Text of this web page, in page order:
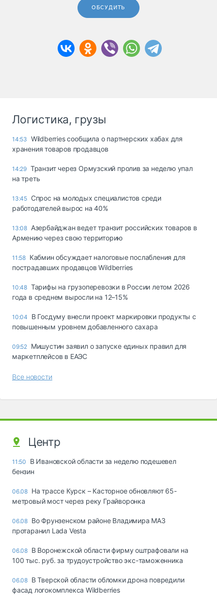
ОБСУДИТЬ
Логистика, грузы
14:53 Wildberries сообщила о партнерских хабах для
хранения товаров продавцов
14:29 Транзит через Ормузский пролив за неделю упал
на треть
13:45 Спрос на молодых специалистов среди
работодателей вырос на 40%
13:08 Азербайджан ведет транзит российских товаров в
Армению через свою территорию
11:58 Кабмин обсуждает налоговые послабления для
пострадавших продавцов Wildberries
10:48 Тарифы на грузоперевозки в России летом 2026
года в среднем выросли на 12–15%
10:04
В Госдуму внесли проект маркировки продукты с
повышенным уровнем добавленного сахара
09:52 Мишустин заявил о запуске единых правил для
маркетплейсов в ЕАЭС
Все новости
Центр
11:50
В Ивановской области за неделю подешевел
бензин
06.08 На трассе Курск – Касторное обновляют 65-
метровый мост через реку Грайворонка
06.08 Во Фрунзенском районе Владимира МАЗ
протаранил Lada Vesta
06.08 В Воронежской области фирму оштрафовали на
100 тыс. руб. за трудоустройство экс-таможенника
06.08 В Тверской области обломки дрона повредили
фасад логокомплекса Wildberries